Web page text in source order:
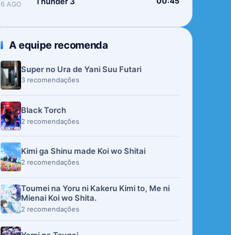
6 AGO
A equipe recomenda
Super no Ura de Yani Suu Futari
3 recomendações
Black Torch
2 recomendações
Kimi ga Shinu made Koi wo Shitai
2 recomendações
Toumei na Yoru ni Kakeru Kimi to, Me ni
Mienai Koi wo Shita.
2 recomendações